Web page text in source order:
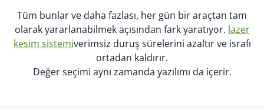
Tüm bunlar ve daha fazlası, her gün bir araçtan tam
olarak yararlanabilmek açısından fark yaratıyor. lazer
kesim sistemiverimsiz duruş sürelerini azaltır ve israfı
ortadan kaldırır.
Değer seçimi aynı zamanda yazılımı da içerir.